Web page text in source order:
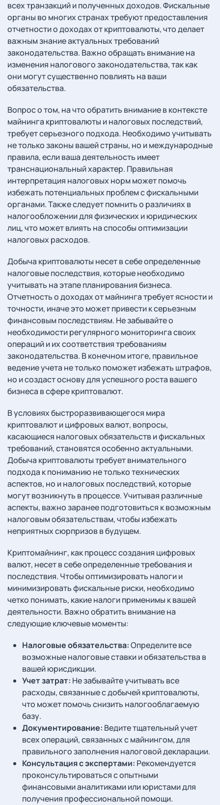
всех транзакций и полученных доходов. Фискальные
органы во многих странах требуют предоставления
отчетности о доходах от криптовалюты, что делает
важным знание актуальных требований
законодательства. Важно обращать внимание на
изменения налогового законодательства, так как
они могут существенно повлиять на ваши
обязательства.
Вопрос о том, на что обратить внимание в контексте
майнинга криптовалюты и налоговых последствий,
требует серьезного подхода. Необходимо учитывать
не только законы вашей страны, но и международные
правила, если ваша деятельность имеет
транснациональный характер. Правильная
интерпретация налоговых норм может помочь
избежать потенциальных проблем с фискальными
органами. Также следует помнить о различиях в
налогообложении для физических и юридических
лиц, что может влиять на способы оптимизации
налоговых расходов.
Добыча криптовалюты несет в себе определенные
налоговые последствия, которые необходимо
учитывать на этапе планирования бизнеса.
Отчетность о доходах от майнинга требует ясности и
точности, иначе это может привести к серьезным
финансовым последствиям. Не забывайте о
необходимости регулярного мониторинга своих
операций и их соответствия требованиям
законодательства. В конечном итоге, правильное
ведение учета не только поможет избежать штрафов,
но и создаст основу для успешного роста вашего
бизнеса в сфере криптовалют.
В условиях быстроразвивающегося мира
криптовалют и цифровых валют, вопросы,
касающиеся налоговых обязательств и фискальных
требований, становятся особенно актуальными.
Добыча криптовалюты требует внимательного
подхода к пониманию не только технических
аспектов, но и налоговых последствий, которые
могут возникнуть в процессе. Учитывая различные
аспекты, важно заранее подготовиться к возможным
налоговым обязательствам, чтобы избежать
неприятных сюрпризов в будущем.
Криптомайнинг, как процесс создания цифровых
валют, несет в себе определенные требования и
последствия. Чтобы оптимизировать налоги и
минимизировать фискальные риски, необходимо
четко понимать, какие налоги применимы к вашей
деятельности. Важно обратить внимание на
следующие ключевые моменты:
Налоговые обязательства:Определите все
возможные налоговые ставки и обязательства в
вашей юрисдикции.
Учет затрат: Не забывайте учитывать все
расходы, связанные с добычей криптовалюты,
что может помочь снизить налогооблагаемую
базу.
Документирование: Ведите тщательный учет
всех операций, связанных с майнингом, для
правильного заполнения налоговой декларации.
Консультация с экспертами: Рекомендуется
проконсультироваться с опытными
финансовыми аналитиками или юристами для
получения профессиональной помощи.